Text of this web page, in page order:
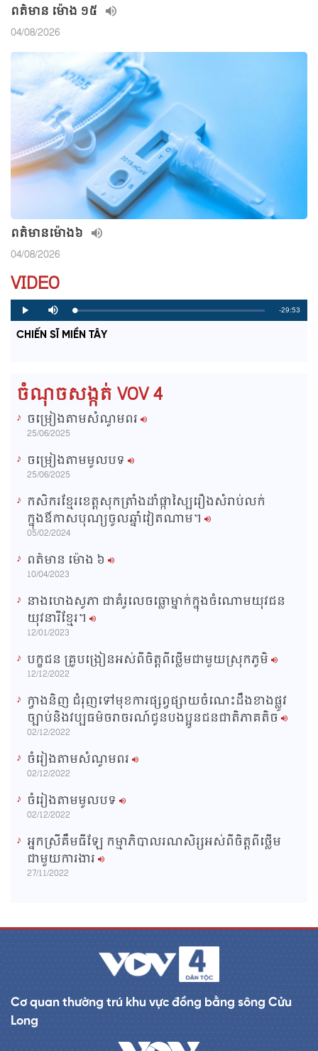
ពត៌មាន ម៉ោង ១៥
04/08/2026
ពត៌មាន​ម៉ោង៦
04/08/2026
VIDEO
P
l
y
M
u
e
L
o
a
d
P
r
o
g
R
-29:53
CHIẾN SĨ MIỀN TÂY
ចំណុចសង្កត់ VOV 4
ចម្រៀងតាមសំណូមពរ
25/06/2025
ចម្រៀងតាមមូលបទ
25/06/2025
កសិករខ្មែរខេត្តសុកត្រាំងដាំផ្កាស្បៃរឿងសំរាប់លក់
ក្នុងឳកាសបុណ្យចូលឆ្នាំវៀតណាម។
05/02/2024
ពត៌មាន ម៉ោង​ ៦
10/04/2023
នាងហេងសូភា ជាគំរូលេចធ្លោម្នាក់ក្នុងចំណោមយុវជន
យុវនារីខ្មែរ។
12/01/2023
បក្ខជន គ្រូបង្រៀនអស់ពីចិត្តពីថ្លើមជាមួយស្រុកភូមិ
12/12/2022
ក្វាងនិញ ជំរុញទៅមុខការផ្សព្វផ្សាយចំណេះដឹងខាងផ្លូវ
ច្បាប់និងវប្បធម៌ចរាចរណ៍ជូនបងប្អូនជនជាតិភាគតិច
02/12/2022
ចំរៀងតាមសំណូមពរ
02/12/2022
ចំរៀងតាមមូលបទ
02/12/2022
អ្នកស្រីគឹមធីឡែ កម្មាភិបាលរណសិរ្សអស់ពីចិត្តពីថ្លើម
ជាមួយការងារ
27/11/2022
Cơ quan thường trú khu vực đồng bằng sông Cửu
Long